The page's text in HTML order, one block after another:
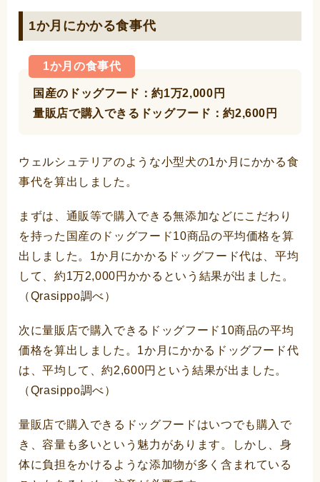
1か月にかかる食事代
1か月の食事代
国産のドッグフード：約1万2,000円
量販店で購入できるドッグフード：約2,600円
ウェルシュテリアのような小型犬の1か月にかかる食
事代を算出しました。
まずは、通販等で購入できる無添加などにこだわり
を持った国産のドッグフード10商品の平均価格を算
出しました。1か月にかかるドッグフード代は、平均
して、約1万2,000円かかるという結果が出ました。
（Qrasippo調べ）
次に量販店で購入できるドッグフード10商品の平均
価格を算出しました。1か月にかかるドッグフード代
は、平均して、約2,600円という結果が出ました。
（Qrasippo調べ）
量販店で購入できるドッグフードはいつでも購入で
き、容量も多いという魅力があります。しかし、身
体に負担をかけるような添加物が多く含まれている